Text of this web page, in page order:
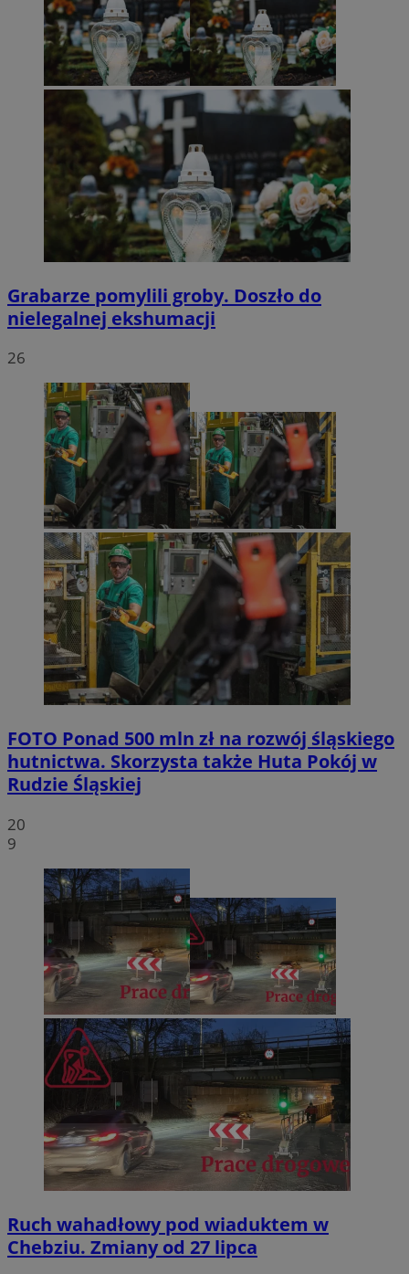
Grabarze pomylili groby. Doszło do
nielegalnej ekshumacji
26
FOTO Ponad 500 mln zł na rozwój śląskiego
hutnictwa. Skorzysta także Huta Pokój w
Rudzie Śląskiej
20
9
Ruch wahadłowy pod wiaduktem w
Chebziu. Zmiany od 27 lipca